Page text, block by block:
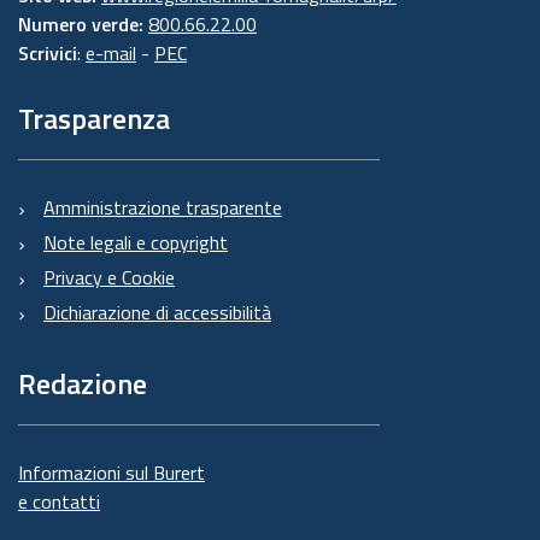
Numero verde: 800.66.22.00
Scrivici: e-mail - PEC
Trasparenza
Amministrazione trasparente
Note legali e copyright
Privacy e Cookie
Dichiarazione di accessibilità
Redazione
Informazioni sul Burert
e contatti